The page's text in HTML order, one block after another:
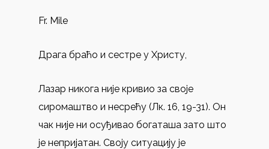
Fr. Mile
Драга браћо и сестре у Христу,
Лазар никога није кривио за своје
сиромаштво и несрећу (Лк. 16, 19-31). Он
чак није ни осуђивао богаташа зато што
је непријатан. Своју ситуацију је